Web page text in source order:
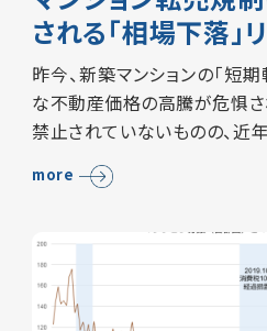
される「相場下落」
昨今、新築マンションの「短
な不動産価格の高騰が危惧さ
禁止されていないものの、近
なく外国人投資家の投機目的
増え、ただでさえインフレや
more